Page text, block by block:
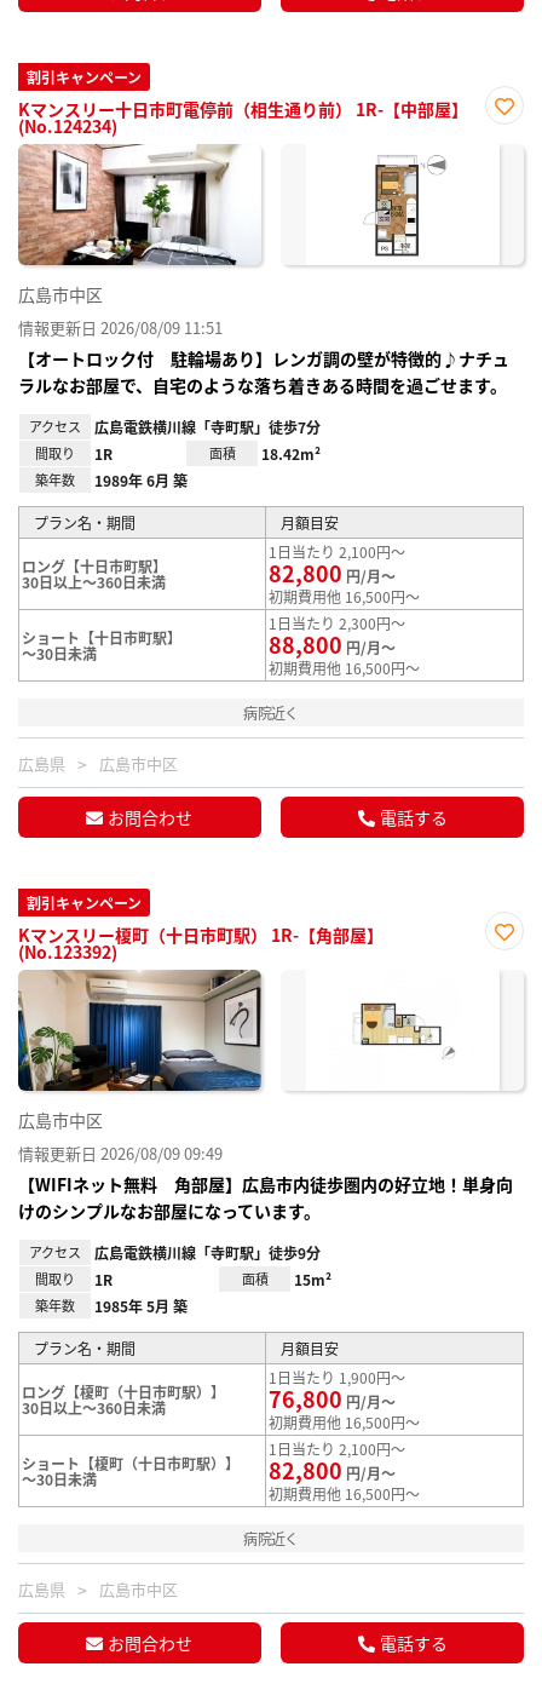
割引キャンペーン
Kマンスリー十日市町電停前（相生通り前） 1R-【中部屋】
(No.124234)
に入
広島市中区
情報更新日 2026/08/09 11:51
【オートロック付 駐輪場あり】レンガ調の壁が特徴的♪ナチュ
ラルなお部屋で、自宅のような落ち着きある時間を過ごせます。
アクセス 広島電鉄横川線「寺町駅」徒歩7分
間取り 1R 面積 18.42m²
築年数 1989年 6月 築
プラン名・期間 月額目安
ロング【十日市町駅】
30日以上～360日未満
1日当たり 2,100円～
82,800 円/月～
初期費用他 16,500円～
ショート【十日市町駅】
～30日未満
1日当たり 2,300円～
88,800 円/月～
初期費用他 16,500円～
病院近く
広島県 広島市中区
お問合わせ 電話する
割引キャンペーン
Kマンスリー榎町（十日市町駅） 1R-【角部屋】
(No.123392)
に入
広島市中区
情報更新日 2026/08/09 09:49
【WIFIネット無料 角部屋】広島市内徒歩圏内の好立地！単身向
けのシンプルなお部屋になっています。
アクセス 広島電鉄横川線「寺町駅」徒歩9分
間取り 1R 面積 15m²
築年数 1985年 5月 築
プラン名・期間 月額目安
ロング【榎町（十日市町駅）】
30日以上～360日未満
1日当たり 1,900円～
76,800 円/月～
初期費用他 16,500円～
ショート【榎町（十日市町駅）】
～30日未満
1日当たり 2,100円～
82,800 円/月～
初期費用他 16,500円～
病院近く
広島県 広島市中区
お問合わせ 電話する